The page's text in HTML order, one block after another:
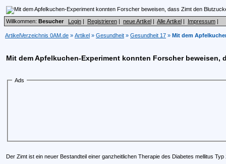
Willkommen: Besucher Login | Registrieren | neue Artikel | Alle Artikel | Impressum |
ArtikelVerzeichnis 0AM.de » Artikel » Gesundheit » Gesundheit 17 » Mit dem
Mit dem Apfelkuchen-Experiment konnten Forscher beweisen,
Ads
Der Zimt ist ein neuer Bestandteil einer ganzheitlichen Therapie des Diabetes mellitus Typ